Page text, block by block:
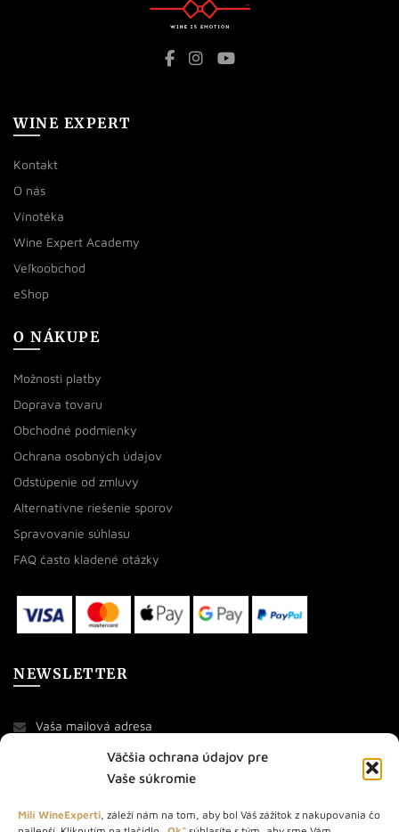
Väčšia ochrana údajov pre
Vaše súkromie
Milí WineExperti, záleží nám na tom, aby bol Váš zážitok z nakupovania čo
WINE EXPERT
Kontakt
O nás
Vínotéka
Wine Expert Academy
Veľkoobchod
eShop
O NÁKUPE
Možnosti platby
Doprava tovaru
Obchodné podmienky
Ochrana osobných údajov
Odstúpenie od zmluvy
Alternatívne riešenie sporov
Spravovanie súhlasu
FAQ často kladené otázky
NEWSLETTER